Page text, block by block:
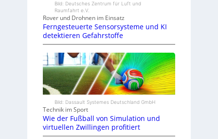
Bild: Deutsches Zentrum für Luft und
Raumfahrt e.V.
Rover und Drohnen im Einsatz
Ferngesteuerte Sensorsysteme und KI
detektieren Gefahrstoffe
Bild: Dassault Systemes Deutschland GmbH
Technik im Sport
Wie der Fußball von Simulation und
virtuellen Zwillingen profitiert